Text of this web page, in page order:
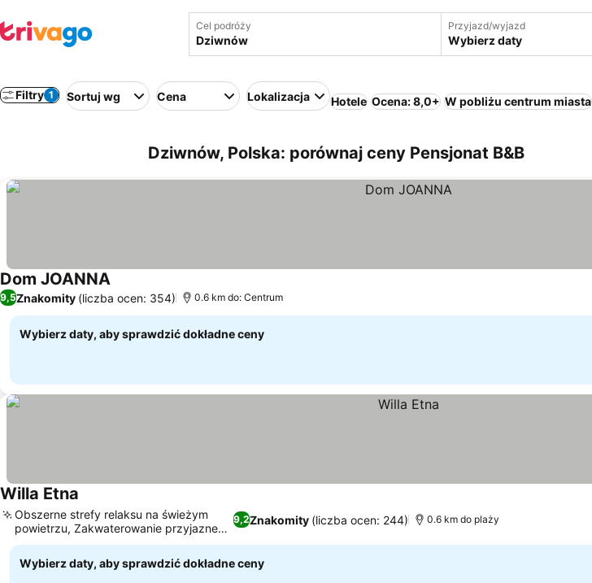
Cel podróży Przyjazd/wyjazd
Wybierz daty
Filtry 1 Sortuj wg Cena Lokalizacja Hotele Ocena: 8,0+ W pobliżu centrum miasta
Dziwnów, Polska: porównaj ceny Pensjonat B&B
Dom JOANNAWyświetl ceny
9,5Znakomity (liczba ocen: 354) 0.6 km do: Centrum
Wybierz daty, aby sprawdzić dokładne ceny
Willa Etna
9,2Znakomity (liczba ocen: 244)
Obszerne strefy relaksu na świeżym
powietrzu, Zakwaterowanie przyjazne
zwierzętom
0.6 km do plaży
Wybierz daty, aby sprawdzić dokładne ceny